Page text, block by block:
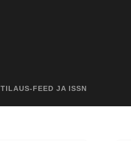
TILAUS-FEED JA ISSN